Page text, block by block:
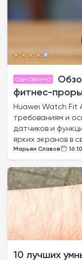
ОБНОВЛЕНО
фитнес-
Huawei Watch Fit
требованиям и
датчиков и
ярких экранов в
Марьян Славов
10 лучших